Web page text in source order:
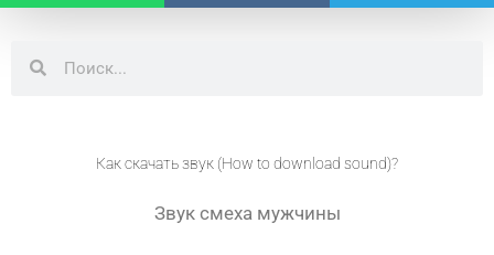
Как скачать звук (How to download sound)?
Звук смеха мужчины